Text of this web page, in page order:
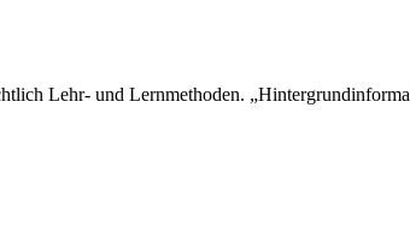
Lehr- und Lernmethoden.